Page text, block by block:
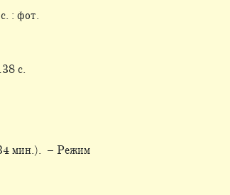
: фот.
с.
мин.). – Режим